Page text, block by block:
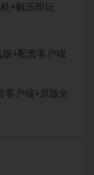
+解压即玩
+配套客户端
客户端+原版全